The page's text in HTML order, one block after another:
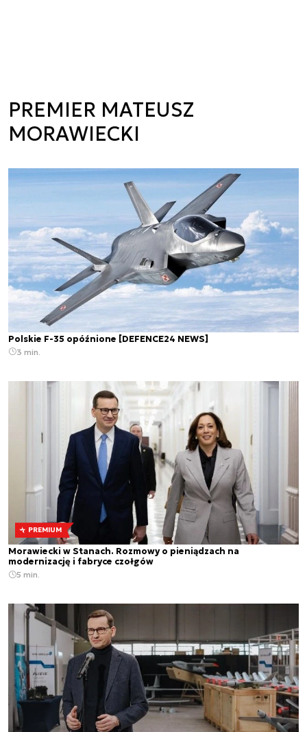
PREMIER MATEUSZ
MORAWIECKI
Polskie F-35 opóźnione [DEFENCE24 NEWS]
3 min.
PREMIUM
Morawiecki w Stanach. Rozmowy o pieniądzach na
modernizację i fabryce czołgów
5 min.